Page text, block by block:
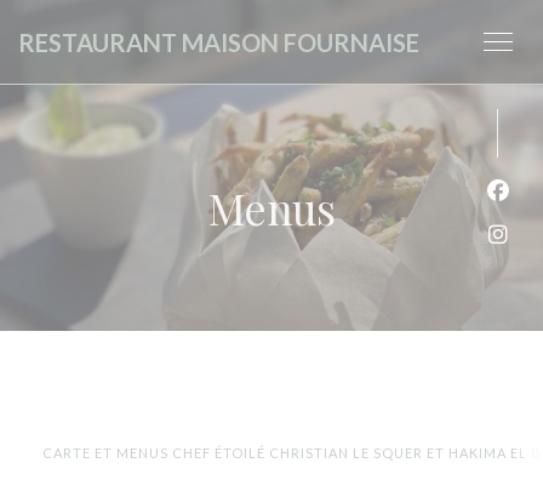
RESTAURANT MAISON FOURNAISE
Menus
CARTE ET MENUS CHEF ÉTOILÉ CHRISTIAN LE SQUER ET HAKIMA EL